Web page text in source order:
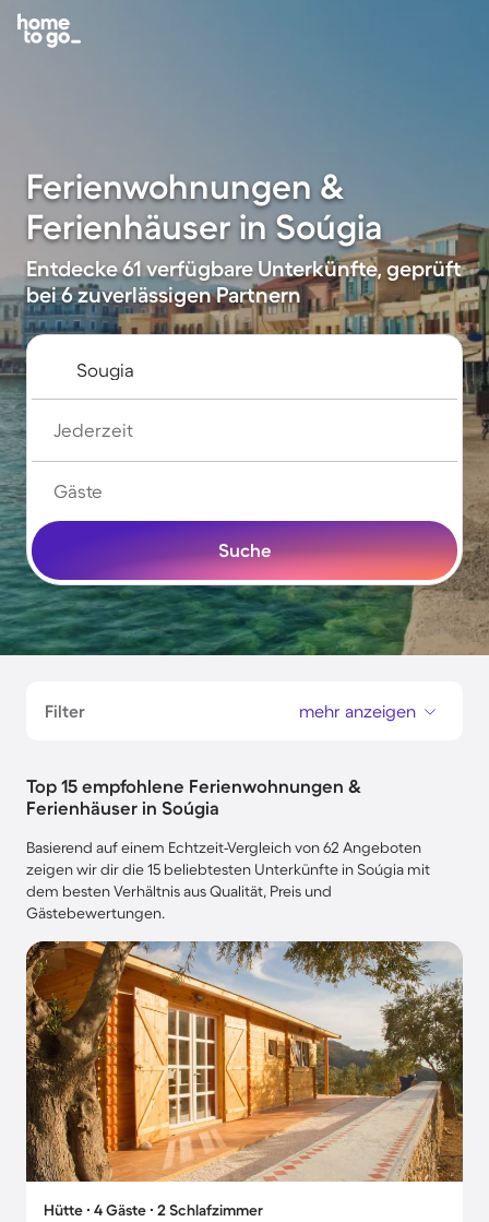
Ferienwohnungen &
Ferienhäuser in Soúgia
Entdecke 61 verfügbare Unterkünfte, geprüft
bei 6 zuverlässigen Partnern
Jederzeit
Gäste
Suche
Filter mehr anzeigen
Top 15 empfohlene Ferienwohnungen &
Ferienhäuser in Soúgia
Basierend auf einem Echtzeit-Vergleich von 62 Angeboten
zeigen wir dir die 15 beliebtesten Unterkünfte in Soúgia mit
dem besten Verhältnis aus Qualität, Preis und
Gästebewertungen.
Hütte ∙ 4 Gäste ∙ 2 Schlafzimmer